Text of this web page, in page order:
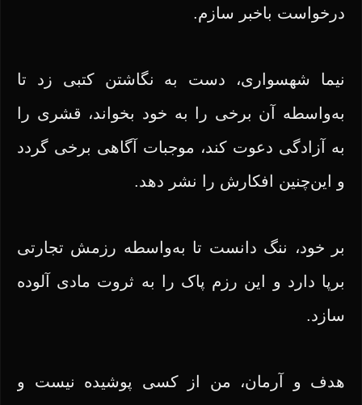
درخواست باخبر سازم.
نیما شهسواری، دست به نگاشتن کتبی زد تا
به‌واسطه آن برخی را به خود بخواند، قشری را
به آزادگی دعوت کند، موجبات آگاهی برخی گردد
و این‌چنین افکارش را نشر دهد.
بر خود، ننگ دانست تا به‌واسطه رزمش تجارتی
برپا دارد و این رزم پاک را به ثروت مادی آلوده
سازد.
هدف و آرمان، من از کسی پوشیده نیست و